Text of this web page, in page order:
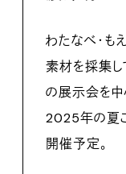
わたなべ・も
素材を採集し
の展示会を
2025年の夏
開催予定。